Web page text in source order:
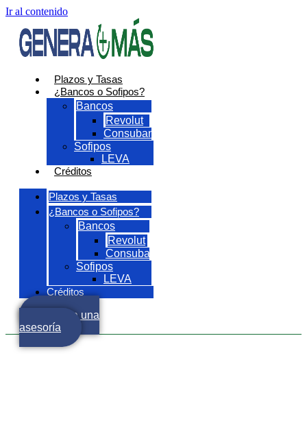
Ir al contenido
Plazos y Tasas
¿Bancos o Sofipos?
Bancos
Revolut
Consubanco
Sofipos
LEVA
Créditos
Plazos y Tasas
¿Bancos o Sofipos?
Bancos
Revolut
Consubanco
Sofipos
LEVA
Créditos
Agenda una
asesoría